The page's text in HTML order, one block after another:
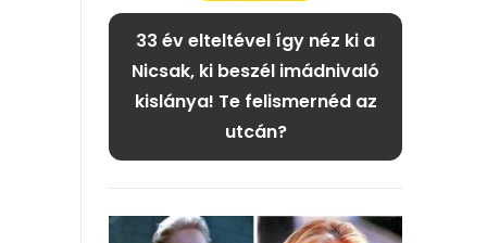
33 év elteltével így néz ki a
Nicsak, ki beszél imádnivaló
kislánya! Te felismernéd az
utcán?